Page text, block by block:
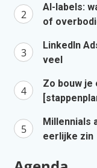
AI-labels:
of
LinkedIn
veel
Zo bouw je
Millennials
eerlijke zin